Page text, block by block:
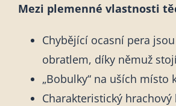
Mezi plemenné vlastnosti
Chybějící ocasní pera
obratlem, díky němuž
„Bobulky“ na uších místo
Charakteristický hrachový